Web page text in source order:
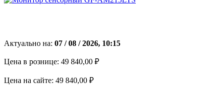
Актуально на: 07 / 08 / 2026, 10:15
Цена в рознице: 49 840,00 ₽
Цена на сайте: 49 840,00 ₽